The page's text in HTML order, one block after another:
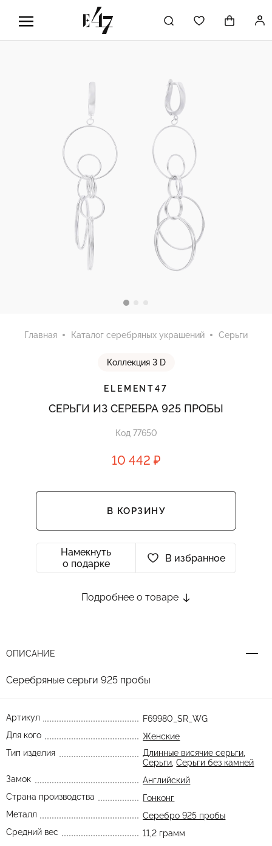
Главная Каталог серебряных украшений Серьги
Коллекция 3 D
ELEMENT47
СЕРЬГИ ИЗ СЕРЕБРА 925 ПРОБЫ
Код 77650
10 442 ₽
В КОРЗИНУ
Намекнуть
о подарке
В избранное
Подробнее о товаре
ОПИСАНИЕ
Серебряные серьги 925 пробы
Артикул
F69980_SR_WG
Для кого
Женские
Тип изделия
Длинные висячие серьги
Серьги ,Серьги без камней
Замок
Английский
Страна производства
Гонконг
Металл
Серебро 925 пробы
Средний вес
11,2 грамм